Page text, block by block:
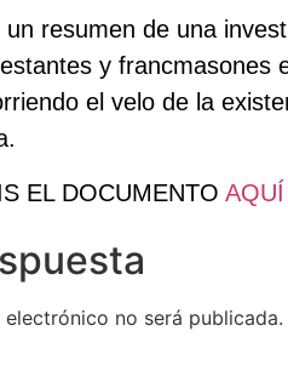
resumen de una
y francmasones
el velo de la
EL DOCUMENTO AQUÍ
no será publicada.